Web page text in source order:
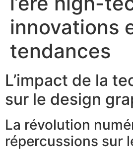
innovations
tendances
L’impact de la
sur le design
La révolution
répercussions sur